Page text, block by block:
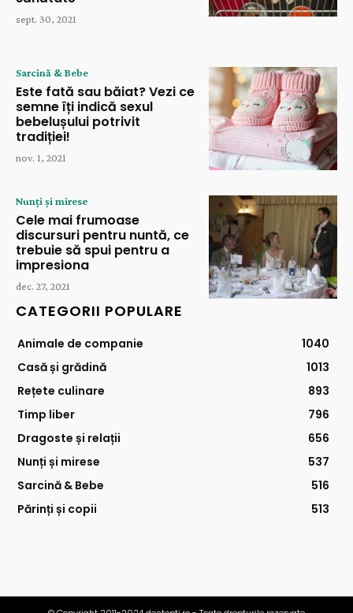
sept. 30, 2021
Sarcină & Bebe
Este fată sau băiat? Vezi ce
semne îți indică sexul
bebelușului potrivit
tradiției!
nov. 1, 2021
Nunți și mirese
Cele mai frumoase
discursuri pentru nuntă, ce
trebuie să spui pentru a
impresiona
dec. 27, 2021
CATEGORII POPULARE
Animale de companie
1040
Casă și grădină
1013
Rețete culinare
893
Timp liber
796
Dragoste și relații
656
Nunți și mirese
537
Sarcină & Bebe
516
Părinți și copii
513